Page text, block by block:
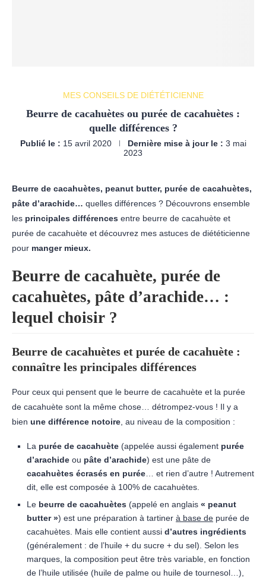
MES CONSEILS DE DIÉTÉTICIENNE
Beurre de cacahuètes ou purée de cacahuètes :
quelle différences ?
Publié le : 15 avril 2020 Dernière mise à jour le : 3 mai
2023
Beurre de cacahuètes, peanut butter, purée de cacahuètes,
pâte d’arachide… quelles différences ? Découvrons ensemble
les principales différences entre beurre de cacahuète et
purée de cacahuète et découvrez mes astuces de diététicienne
pour manger mieux.
Beurre de cacahuète, purée de
cacahuètes, pâte d’arachide… :
lequel choisir ?
Beurre de cacahuètes et purée de cacahuète :
connaître les principales différences
Pour ceux qui pensent que le beurre de cacahuète et la purée
de cacahuète sont la même chose… détrompez-vous ! Il y a
bien une différence notoire , au niveau de la composition :
La purée de cacahuète (appelée aussi également purée
d’arachide ou pâte d’arachide) est une pâte de
cacahuètes écrasés en purée … et rien d’autre ! Autrement
dit, elle est composée à 100% de cacahuètes.
Le beurre de cacahuètes (appelé en anglais « peanut
butter ») est une préparation à tartiner à base de purée de
cacahuètes. Mais elle contient aussi d’autres ingrédients
(généralement : de l’huile + du sucre + du sel). Selon les
marques, la composition peut être très variable, en fonction
de l’huile utilisée (huile de palme ou huile de tournesol…),